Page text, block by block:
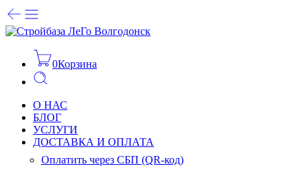
0Корзина
О НАС
БЛОГ
УСЛУГИ
ДОСТАВКА И ОПЛАТА
Оплатить через СБП (QR-код)